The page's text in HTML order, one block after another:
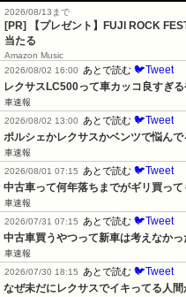
2026/08/13まで
[PR] 【プレゼント】FUJI ROCK
当たる
Amazon Music
2026/08/02 16:00
あとで読む 🐦Tweet
レクサスLC500って車カッコ良すぎる
車速報
2026/08/02 13:00
あとで読む 🐦Tweet
ポルシェかレクサスかベンツで悩ん
車速報
2026/08/01 07:15
あとで読む 🐦Tweet
中古車って何年落ちまでがギリ買っ
車速報
2026/07/31 07:15
あとで読む 🐦Tweet
中古車買うやつって新車は考えなかっ
車速報
2026/07/30 18:15
あとで読む 🐦Tweet
なぜ未だにレクサスでイキってる人間